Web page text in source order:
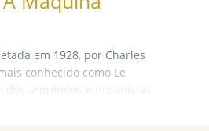
em 1928, por Charles
conhecido como Le
dos arquitetos e urbanistas